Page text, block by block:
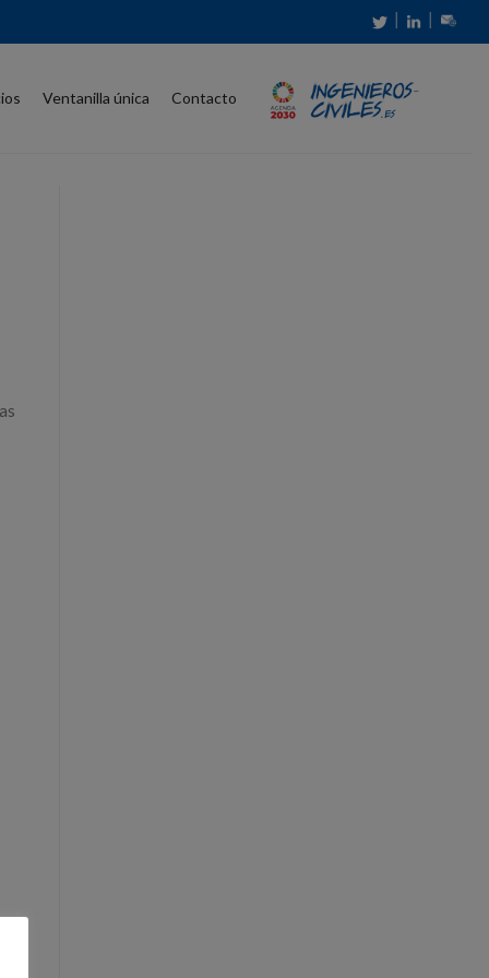
Ventanilla única Contacto